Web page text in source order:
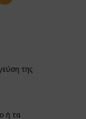
της
ή τα